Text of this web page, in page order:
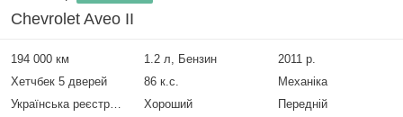
Chevrolet Aveo II
194 000 км 1.2 л, Бензин
2011 р.
Хетчбек 5 дверей
86 к.с.
Механіка
Українська реєстрація
Хороший Передній